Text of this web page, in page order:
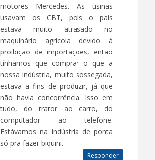
motores Mercedes. As usinas
usavam os CBT, pois o país
estava muito atrasado no
maquinário agrícola devido à
proibição de importações, então
tínhamos que comprar o que a
nossa indústria, muito sossegada,
estava a fins de produzir, já que
não havia concorrência. Isso em
tudo, do trator ao carro, do
computador ao telefone.
Estávamos na indústria de ponta
só pra fazer biquini.
Responder